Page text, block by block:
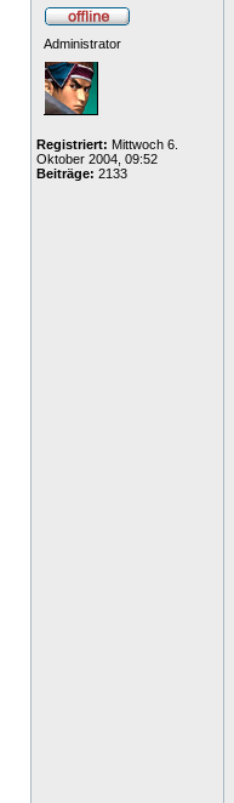
Administrator
Registriert: Mittwoch 6.
Oktober 2004, 09:52
Beiträge: 2133